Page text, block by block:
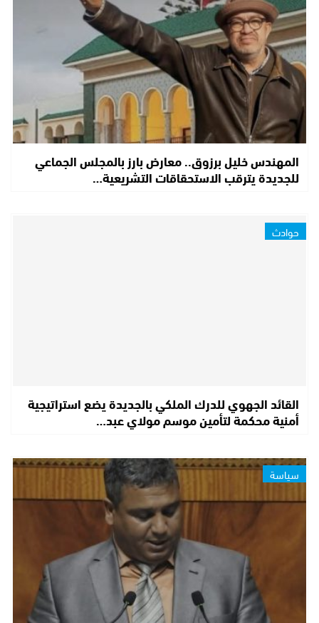
المهندس خليل برزوق.. معارض بارز بالمجلس الجماعي
للجديدة يترقب الاستحقاقات التشريعية…
حوادث
القائد الجهوي للدرك الملكي بالجديدة يضع استراتيجية
أمنية محكمة لتأمين موسم مولاي عبد…
سياسة